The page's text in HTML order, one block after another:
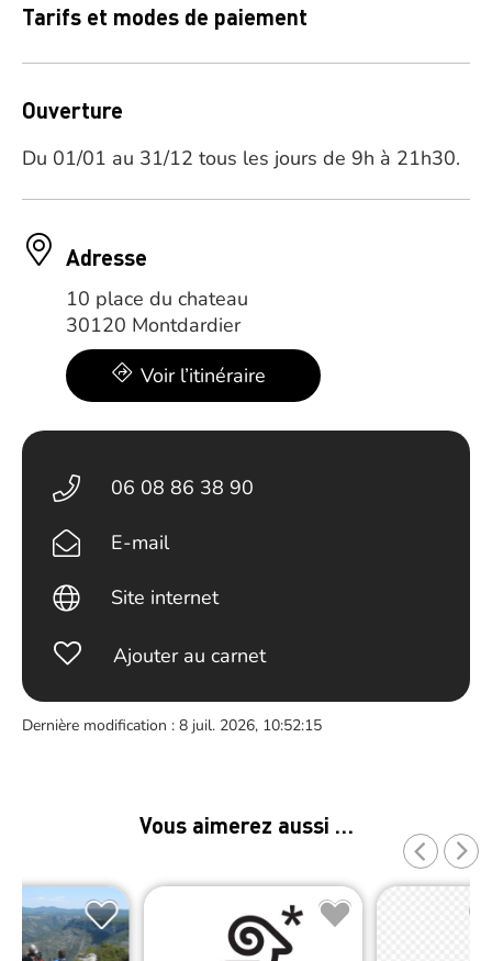
Tarifs et modes de paiement
Ouverture
Du 01/01 au 31/12 tous les jours de 9h à 21h30.
Adresse
10 place du chateau
30120 Montdardier
Voir l’itinéraire
06 08 86 38 90
E-mail
Site internet
Ajouter au carnet
Dernière modification : 8 juil. 2026, 10:52:15
Vous aimerez aussi …